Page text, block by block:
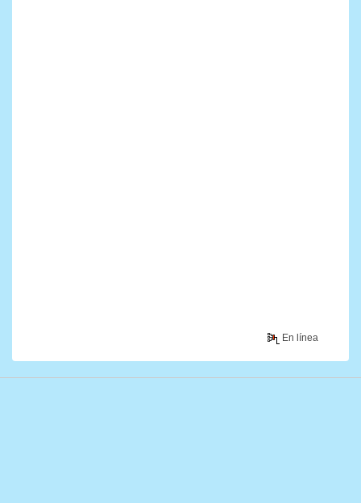
En línea